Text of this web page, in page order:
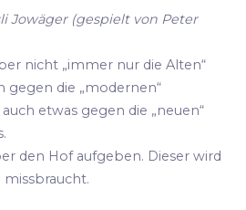
Jowäger (gespielt von Peter
nicht „immer nur die Alten“
gegen die „modernen“
etwas gegen die „neuen“
den Hof aufgeben. Dieser wird
missbraucht.